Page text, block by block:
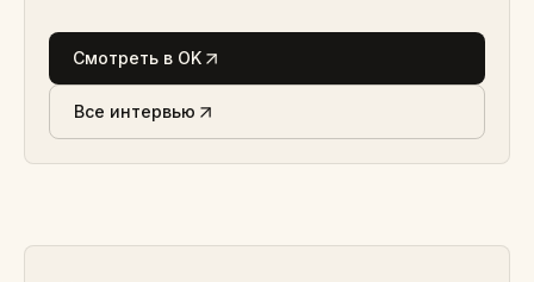
Смотреть в OK
Все интервью